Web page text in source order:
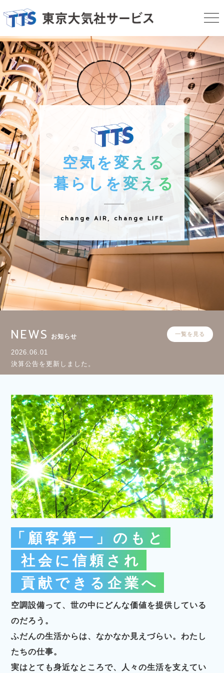
空気を変える
暮らしを変える
change AIR, change LIFE
NEWS お知らせ 一覧を見る
2026.06.01
決算公告を更新しました。
「顧客第一」のもと
社会に信頼され
貢献できる企業へ
空調設備って、世の中にどんな価値を提供している
のだろう。
ふだんの生活からは、なかなか見えづらい。わたし
たちの仕事。
実はとても身近なところで、人々の生活を支えてい